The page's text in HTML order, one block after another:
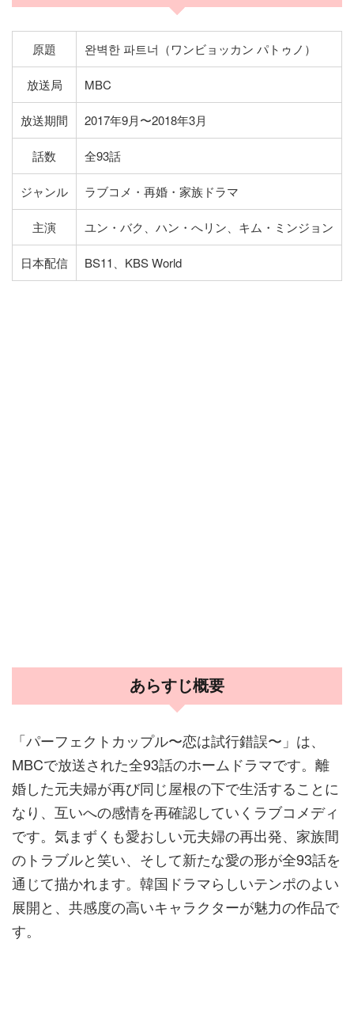
原題 완벽한 파트너（ワンビョッカン パトゥノ）
放送局 MBC
放送期間 2017年9月〜2018年3月
話数 全93話
ジャンル ラブコメ・再婚・家族ドラマ
主演 ユン・バク、ハン・へリン、キム・ミンジョン
日本配信 BS11、KBS World
あらすじ概要
「パーフェクトカップル〜恋は試行錯誤〜」は、
MBCで放送された全93話のホームドラマです。離
婚した元夫婦が再び同じ屋根の下で生活することに
なり、互いへの感情を再確認していくラブコメディ
です。気まずくも愛おしい元夫婦の再出発、家族間
のトラブルと笑い、そして新たな愛の形が全93話を
通じて描かれます。韓国ドラマらしいテンポのよい
展開と、共感度の高いキャラクターが魅力の作品で
す。